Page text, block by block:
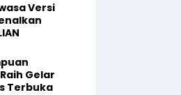
Versi
Gelar
Terbuka